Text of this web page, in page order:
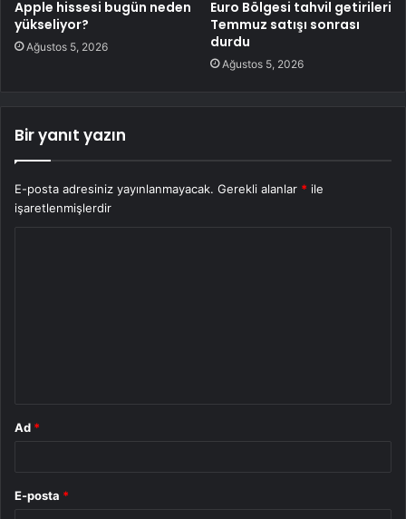
Apple hissesi bugün neden
yükseliyor?
Ağustos 5, 2026
Euro Bölgesi tahvil getirileri
Temmuz satışı sonrası
durdu
Ağustos 5, 2026
Bir yanıt yazın
E-posta adresiniz yayınlanmayacak. Gerekli alanlar * ile
işaretlenmişlerdir
Ad *
E-posta *